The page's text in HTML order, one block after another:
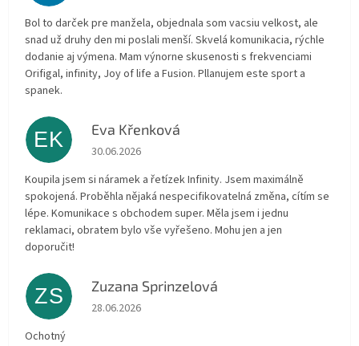
Bol to darček pre manžela, objednala som vacsiu velkost, ale
snad už druhy den mi poslali menší. Skvelá komunikacia, rýchle
dodanie aj výmena. Mam výnorne skusenosti s frekvenciami
Orifigal, infinity, Joy of life a Fusion. Pllanujem este sport a
spanek.
EK Eva Křenková
Die Shop-Bewertung beträgt 5 von 5 Sternen.
30.06.2026
Koupila jsem si náramek a řetízek Infinity. Jsem maximálně
spokojená. Proběhla nějaká nespecifikovatelná změna, cítím se
lépe. Komunikace s obchodem super. Měla jsem i jednu
reklamaci, obratem bylo vše vyřešeno. Mohu jen a jen
doporučit!
ZS Zuzana Sprinzelová
Die Shop-Bewertung beträgt 5 von 5 Sternen.
28.06.2026
Ochotný